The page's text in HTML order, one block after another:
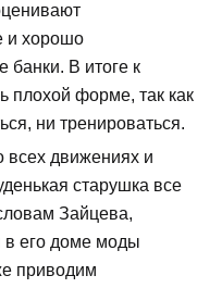
и хорошо
банки. В итоге к
плохой форме, так как
ни тренироваться.
всех движениях и
старушка все
Зайцева,
в его доме моды
приводим